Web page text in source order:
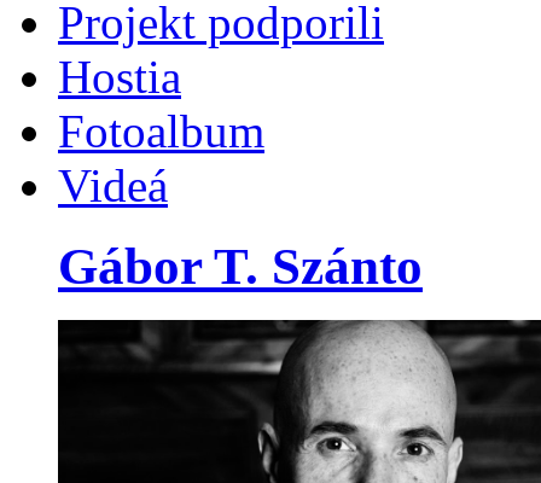
Projekt podporili
Hostia
Fotoalbum
Videá
Gábor T. Szánto